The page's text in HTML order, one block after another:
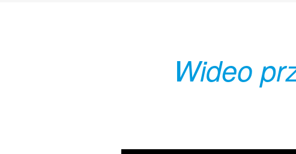
Wideo